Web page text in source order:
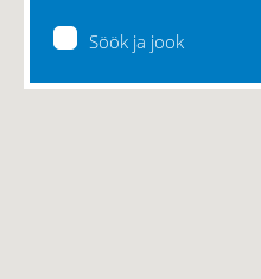
Söök ja jook